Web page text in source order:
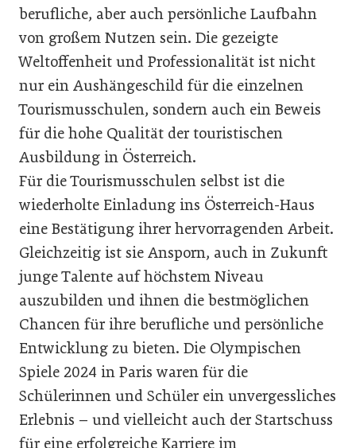
berufliche, aber auch persönliche Laufbahn
von großem Nutzen sein. Die gezeigte
Weltoffenheit und Professionalität ist nicht
nur ein Aushängeschild für die einzelnen
Tourismusschulen, sondern auch ein Beweis
für die hohe Qualität der touristischen
Ausbildung in Österreich.
Für die Tourismusschulen selbst ist die
wiederholte Einladung ins Österreich-Haus
eine Bestätigung ihrer hervorragenden Arbeit.
Gleichzeitig ist sie Ansporn, auch in Zukunft
junge Talente auf höchstem Niveau
auszubilden und ihnen die bestmöglichen
Chancen für ihre berufliche und persönliche
Entwicklung zu bieten. Die Olympischen
Spiele 2024 in Paris waren für die
Schülerinnen und Schüler ein unvergessliches
Erlebnis – und vielleicht auch der Startschuss
für eine erfolgreiche Karriere im